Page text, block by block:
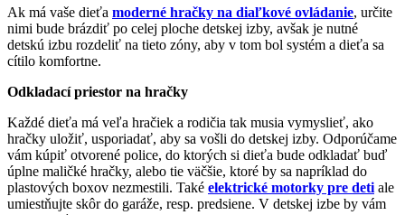
Ak má vaše dieťa moderné hračky na diaľkové ovládanie, určite
nimi bude brázdiť po celej ploche detskej izby, avšak je nutné
detskú izbu rozdeliť na tieto zóny, aby v tom bol systém a dieťa sa
cítilo komfortne.
Odkladací priestor na hračky
Každé dieťa má veľa hračiek a rodičia tak musia vymyslieť, ako
hračky uložiť, usporiadať, aby sa vošli do detskej izby. Odporúčame
vám kúpiť otvorené police, do ktorých si dieťa bude odkladať buď
úplne maličké hračky, alebo tie väčšie, ktoré by sa napríklad do
plastových boxov nezmestili. Také elektrické motorky pre deti ale
umiestňujte skôr do garáže, resp. predsiene. V detskej izbe by vám